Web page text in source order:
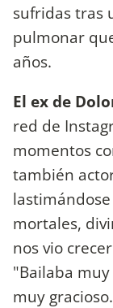
sufridas tras
pulmonar
años.
El ex de
red de
momentos
también
mortales,
nos vio
"Bailaba
muy gracioso.